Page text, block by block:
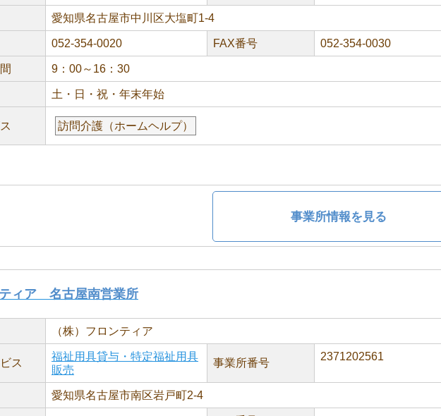
愛知県名古屋市中川区大塩町1-4
052-354-0020 FAX番号 052-354-0030
9：00～16：30
土・日・祝・年末年始
訪問介護（ホームヘルプ）
事業所情報を見る
ィア 名古屋南営業所
（株）フロンティア
ス
福祉用具貸与・特定福祉用具
販売
事業所番号
2371202561
愛知県名古屋市南区岩戸町2-4